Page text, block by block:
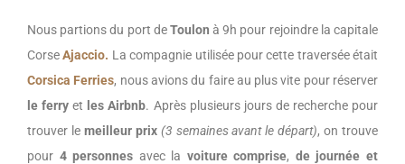
Nous partions du port deToulon à 9h pour rejoindre la capitale
CorseAjaccio. La compagnie utilisée pour cette traversée était
Corsica Ferries, nous avions du faire au plus vite pour réserver
le ferry et les Airbnb. Après plusieurs jours de recherche pour
trouver le meilleur prix (3 semaines avant le départ), on trouve
pour 4 personnes avec la voiture comprise, de journée et